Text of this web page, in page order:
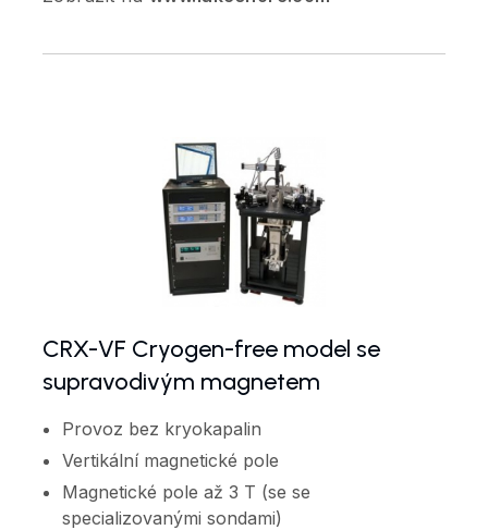
CRX-VF Cryogen-free model se
supravodivým magnetem
Provoz bez kryokapalin
Vertikální magnetické pole
Magnetické pole až 3 T (se se
specializovanými sondami)